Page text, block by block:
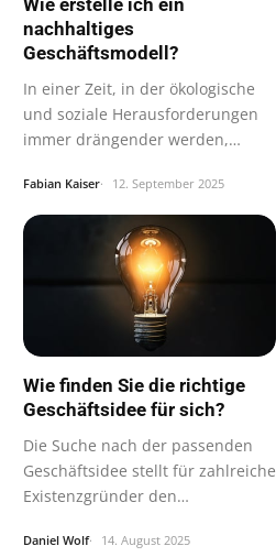
nachhaltiges
Geschäftsmodell?
In einer Zeit, in der ökologische
und soziale Herausforderungen
immer drängender werden,
Fabian Kaiser 12. September 2025
Wie finden Sie die richtige
Geschäftsidee für sich?
Die Suche nach der passenden
Geschäftsidee stellt für zahlreiche
Existenzgründer den
Daniel Wolf 14. August 2025